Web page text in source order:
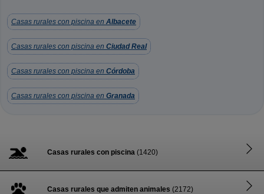
Casas rurales con piscina en Albacete
Casas rurales con piscina en Ciudad Real
Casas rurales con piscina en Córdoba
Casas rurales con piscina en Granada
Casas rurales con piscina (1420)
Casas rurales que admiten animales (2172)